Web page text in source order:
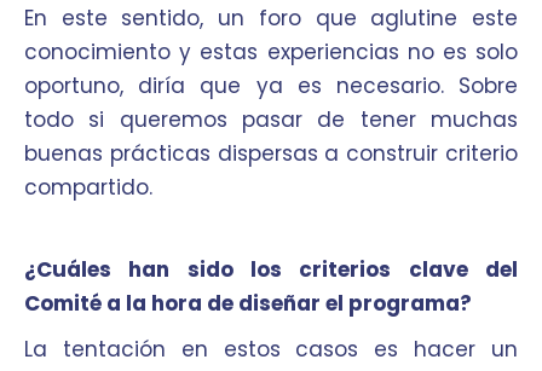
En este sentido, un foro que aglutine este
conocimiento y estas experiencias no es solo
oportuno, diría que ya es necesario. Sobre
todo si queremos pasar de tener muchas
buenas prácticas dispersas a construir criterio
compartido.
¿Cuáles han sido los criterios clave del
Comité a la hora de diseñar el programa?
La tentación en estos casos es hacer un